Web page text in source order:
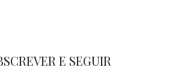
E SEGUIR